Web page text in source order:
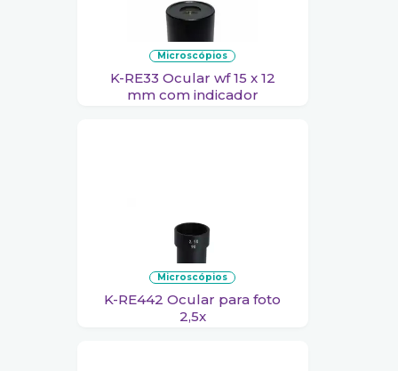
microscópios
K-RE33 Ocular wf 15 x 12
mm com indicador
microscópios
K-RE442 Ocular para foto
2,5x